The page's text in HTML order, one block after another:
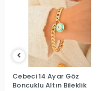
Cebeci 14 Ayar Göz
Boncuklu Altın Bileklik